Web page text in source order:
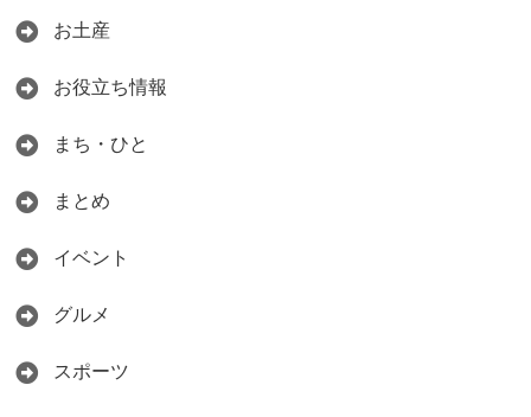
お土産
お役立ち情報
まち・ひと
まとめ
イベント
グルメ
スポーツ